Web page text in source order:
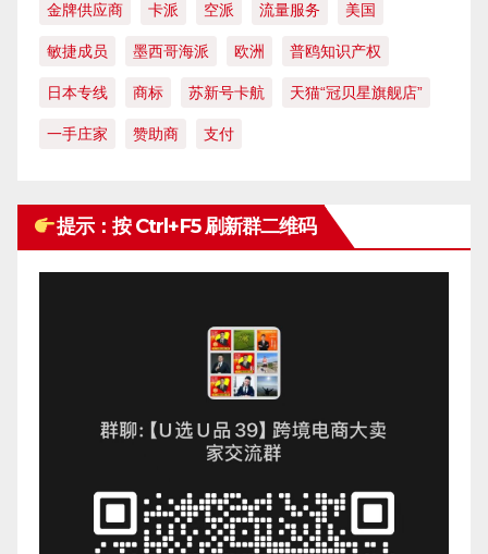
金牌供应商 卡派 空派 流量服务 美国
敏捷成员 墨西哥海派 欧洲 普鸥知识产权
日本专线 商标 苏新号卡航 天猫“冠贝星旗舰店”
一手庄家 赞助商 支付
提示：按 Ctrl+F5 刷新群二维码